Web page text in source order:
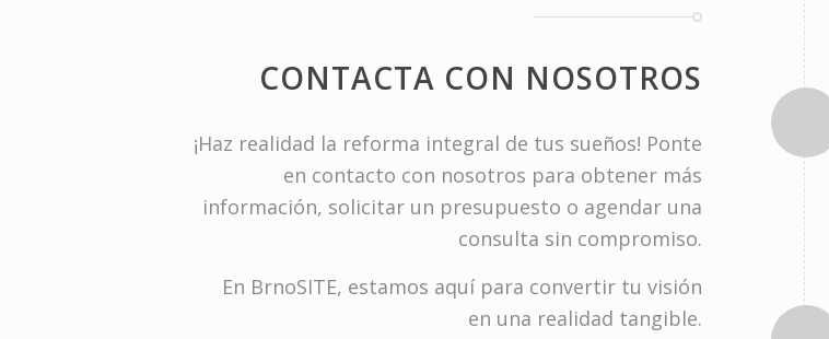
CONTACTA CON NOSOTROS
¡Haz realidad la reforma integral de tus sueños! Ponte
en contacto con nosotros para obtener más
información, solicitar un presupuesto o agendar una
consulta sin compromiso.
En BrnoSITE, estamos aquí para convertir tu visión
en una realidad tangible.